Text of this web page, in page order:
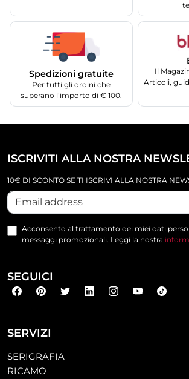
Spedizioni gratuite
Per tutti gli ordini che
superano l’importo di € 100.
Il
Articoli,
SERVIZI
SERIGRAFIA
RICAMO
ISCRIVITI ALLA NOSTRA
10€ DI SCONTO SE TI ISCRIVI ALLA NOSTRA
Acconsento al trattamento dei miei dati
messaggi promozionali. Leggi la nostra
SEGUICI